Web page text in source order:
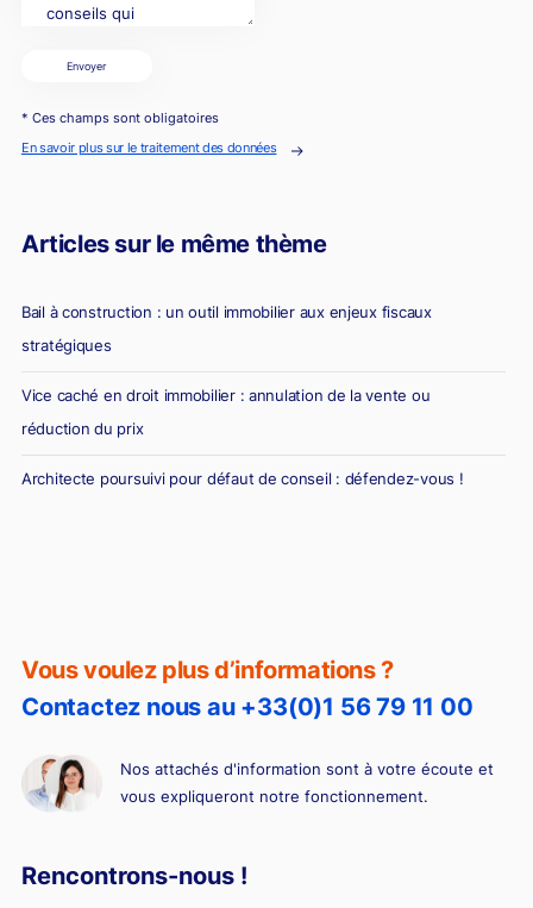
Vous voulez plus d’informations ?
Contactez nous au +33(0)1 56 79 11 00
Nos attachés d'information sont à votre écoute et
vous expliqueront notre fonctionnement.
Rencontrons-nous !
Envoyer
* Ces champs sont obligatoires
En savoir plus sur le traitement des données
Articles sur le même thème
Bail à construction : un outil immobilier aux enjeux fiscaux
stratégiques
Vice caché en droit immobilier : annulation de la vente ou
réduction du prix
Architecte poursuivi pour défaut de conseil : défendez-vous !